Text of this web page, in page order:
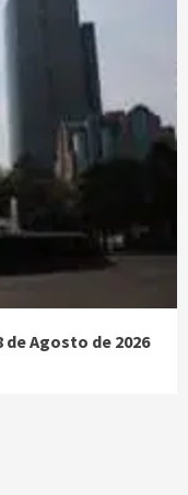
Agosto de 2026